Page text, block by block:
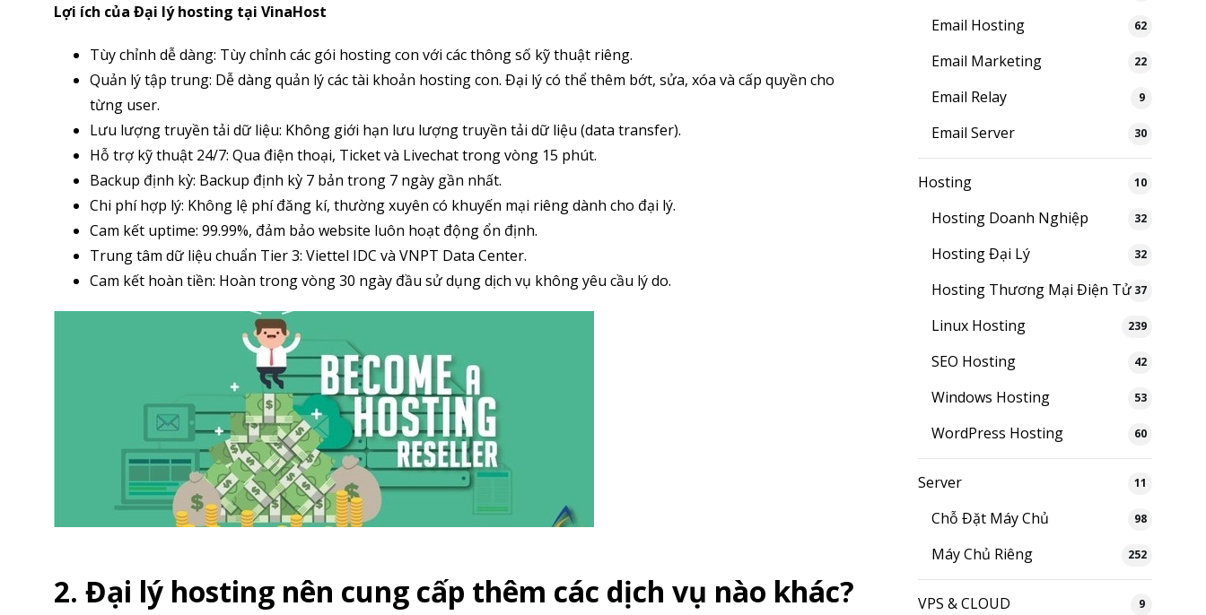
Lợi ích của Đại lý hosting tại VinaHost
Tùy chỉnh dễ dàng: Tùy chỉnh các gói hosting con với các thông số kỹ thuật riêng.
Quản lý tập trung: Dễ dàng quản lý các tài khoản hosting con. Đại lý có thể thêm bớt, sửa, xóa và cấp quyền cho
từng user.
Lưu lượng truyền tải dữ liệu: Không giới hạn lưu lượng truyền tải dữ liệu (data transfer).
Hỗ trợ kỹ thuật 24/7: Qua điện thoại, Ticket và Livechat trong vòng 15 phút.
Backup định kỳ: Backup định kỳ 7 bản trong 7 ngày gần nhất.
Chi phí hợp lý: Không lệ phí đăng kí, thường xuyên có khuyến mại riêng dành cho đại lý.
Cam kết uptime: 99.99%, đảm bảo website luôn hoạt động ổn định.
Trung tâm dữ liệu chuẩn Tier 3: Viettel IDC và VNPT Data Center.
Cam kết hoàn tiền: Hoàn trong vòng 30 ngày đầu sử dụng dịch vụ không yêu cầu lý do.
2. Đại lý hosting nên cung cấp thêm các dịch vụ nào khác?
Email Hosting 62
Email Marketing 22
Email Relay 9
Email Server 30
Hosting 10
Hosting Doanh Nghiệp 32
Hosting Đại Lý 32
Hosting Thương Mại Điện Tử 37
Linux Hosting 239
SEO Hosting 42
Windows Hosting 53
WordPress Hosting 60
Server 11
Chỗ Đặt Máy Chủ 98
Máy Chủ Riêng 252
VPS & CLOUD 9